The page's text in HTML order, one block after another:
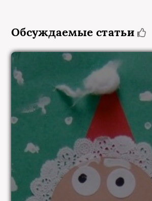
Обсуждаемые статьи